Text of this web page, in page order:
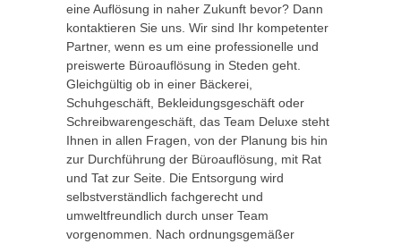
eine Auflösung in naher Zukunft bevor? Dann
kontaktieren Sie uns. Wir sind Ihr kompetenter
Partner, wenn es um eine professionelle und
preiswerte Büroauflösung in Steden geht.
Gleichgültig ob in einer Bäckerei,
Schuhgeschäft, Bekleidungsgeschäft oder
Schreibwarengeschäft, das Team Deluxe steht
Ihnen in allen Fragen, von der Planung bis hin
zur Durchführung der Büroauflösung, mit Rat
und Tat zur Seite. Die Entsorgung wird
selbstverständlich fachgerecht und
umweltfreundlich durch unser Team
vorgenommen. Nach ordnungsgemäßer